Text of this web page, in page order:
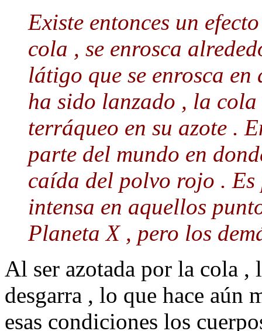
Existe entonces un
cola , se enrosca
látigo que se enrosca
ha sido lanzado , la
terráqueo en su azote .
parte del mundo en
caída del polvo rojo . Es
intensa en aquellos
Planeta X , pero los
Al ser azotada por la cola ,
desgarra , lo que hace aún
esas condiciones los